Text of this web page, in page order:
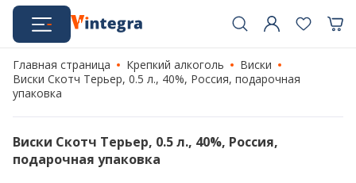
Главная страница Крепкий алкоголь
Виски
Виски Скотч Терьер, 0.5 л., 40%, Россия, подарочная
упаковка
Виски Скотч Терьер, 0.5 л., 40%, Россия,
подарочная упаковка